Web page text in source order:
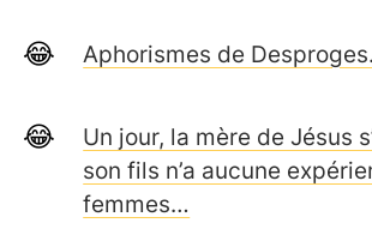
Aphorismes de
Un jour, la mère de Jésus
son fils n’a aucune
femmes…